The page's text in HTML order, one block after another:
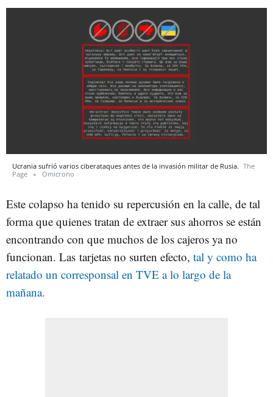
Ucrania sufrió varios ciberataques antes de la invasión militar de Rusia. The
Page
Omicrono
Este colapso ha tenido su repercusión en la calle, de tal
forma que quienes tratan de extraer sus ahorros se están
encontrando con que muchos de los cajeros ya no
funcionan. Las tarjetas no surten efecto, tal y como ha
relatado un corresponsal en TVE a lo largo de la
mañana.